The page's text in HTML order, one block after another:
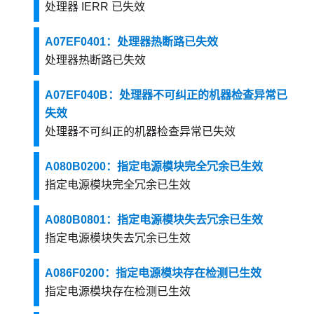
处理器 IERR 已失效
A07EF0401：处理器热断路已失效
处理器热断路已失效
A07EF040B：处理器不可纠正的机器检查异常已
失效
处理器不可纠正的机器检查异常已失效
A080B0200：指定电源模块完全冗余已生效
指定电源模块完全冗余已生效
A080B0801：指定电源模块失去冗余已生效
指定电源模块失去冗余已生效
A086F0200：指定电源模块存在检测已生效
指定电源模块存在检测已生效